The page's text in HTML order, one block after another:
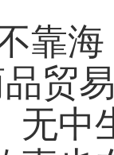
靠
贸
无中